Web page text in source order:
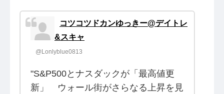
コツコツドカンゆっきー@デイトレ
&スキャ
@Lonlyblue0813
"S&P500とナスダックが「最高値更
新」 ウォール街がさらなる上昇を見